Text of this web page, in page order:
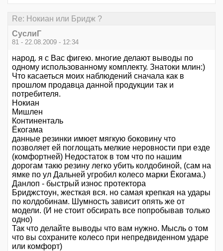
Re: Нокиан или Бридж ?
СуслиГ
81 - 22.08.2009 - 12:34
народ. я с Вас фигею. многие делают выводы по
одному использованному комплекту. Знатоки млин:)
Что касаеться моих наблюдений сначала как в
прошлом продавца данной продукции так и
потребителя.
Нокиан
Мишлен
Континенталь
Ёкогама
данные резинки имюет мягкую боковину что
позволяет ей поглощать мелкие неровности при езде
(комфортней) Недостаток в том что по нашим
дорогам такю резину легко убить колдобиной, (сам на
ямке по ул Дальней угробил колесо марки Ёкогама.)
Данлоп - быстрый износ протектора
Бриджстоун, жесткая вся. но самая крепкая на удары
по колдобинам. Шумность зависит опять же от
модели. (И не стоит обсирать все попробывав только
одно)
Так что делайте выводы что вам нужно. Мысль о том
что вы сохраните колесо при непредвиденном ударе
или комфорт)